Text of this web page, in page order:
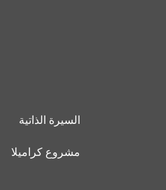
السيرة الذاتية
مشروع كراميلا